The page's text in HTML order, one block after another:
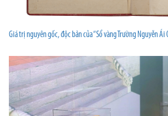
Giá trị nguyên gốc, độc bản của “Sổ vàng Trường Nguyễn